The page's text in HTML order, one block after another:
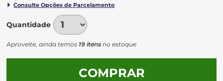
Quantidade
Aproveite, ainda temos 19 itens no estoque
COMPRAR